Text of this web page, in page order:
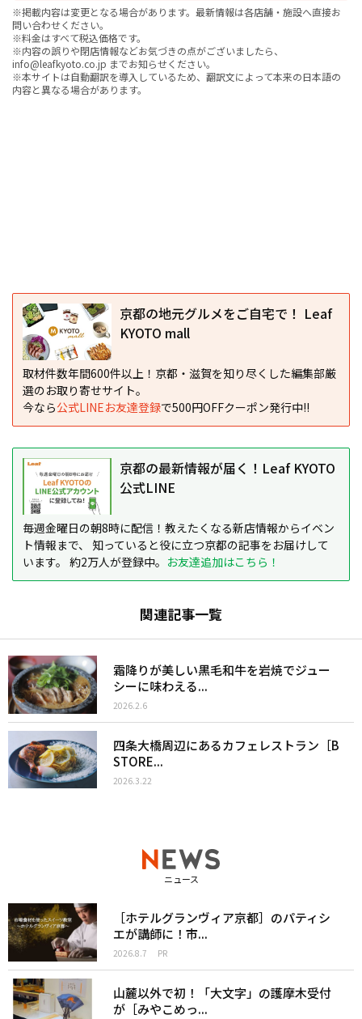
※掲載内容は変更となる場合があります。最新情報は各店舗・施設へ直接お
問い合わせください。
※料金はすべて税込価格です。
※内容の誤りや閉店情報などお気づきの点がございましたら、
info@leafkyoto.co.jp までお知らせください。
※本サイトは自動翻訳を導入しているため、翻訳文によって本来の日本語の
内容と異なる場合があります。
京都の地元グルメをご自宅で！ Leaf
KYOTO mall
取材件数年間600件以上！京都・滋賀を知り尽くした編集部厳
選のお取り寄せサイト。
今なら公式LINEお友達登録で500円OFFクーポン発行中!!
京都の最新情報が届く！Leaf KYOTO
公式LINE
毎週金曜日の朝8時に配信！教えたくなる新店情報からイベン
ト情報まで、 知っていると役に立つ京都の記事をお届けして
います。 約2万人が登録中。 お友達追加はこちら！
関連記事一覧
霜降りが美しい黒毛和牛を岩焼でジュー
シーに味わえる...
2026.2.6
四条大橋周辺にあるカフェレストラン［B
STORE...
2026.3.22
ニュース
［ホテルグランヴィア京都］のパティシ
エが講師に！市...
2026.8.7 PR
山麓以外で初！「大文字」の護摩木受付
が［みやこめっ...